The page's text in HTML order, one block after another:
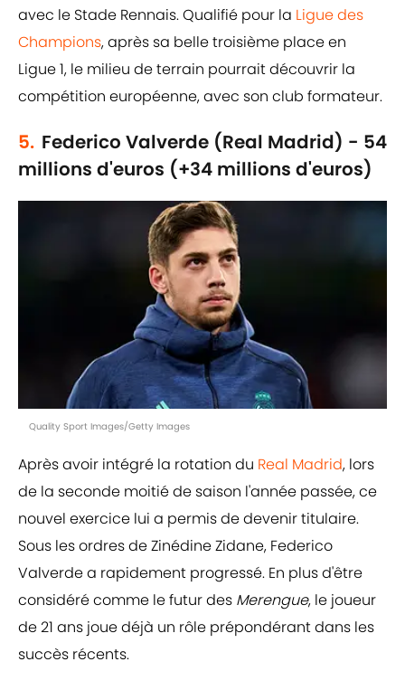
avec le Stade Rennais. Qualifié pour la Ligue des
Champions, après sa belle troisième place en
Ligue 1, le milieu de terrain pourrait découvrir la
compétition européenne, avec son club formateur.
5. Federico Valverde (Real Madrid) - 54
millions d'euros (+34 millions d'euros)
Quality Sport Images/Getty Images
Après avoir intégré la rotation du Real Madrid, lors
de la seconde moitié de saison l'année passée, ce
nouvel exercice lui a permis de devenir titulaire.
Sous les ordres de Zinédine Zidane, Federico
Valverde a rapidement progressé. En plus d'être
considéré comme le futur des Merengue, le joueur
de 21 ans joue déjà un rôle prépondérant dans les
succès récents.